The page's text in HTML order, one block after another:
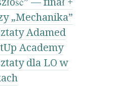
„Mechanika”
Adamed
Academy
dla LO w